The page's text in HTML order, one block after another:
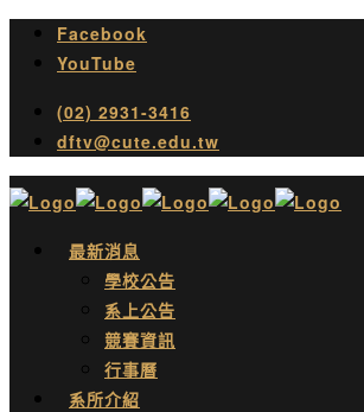
Facebook
YouTube
(02) 2931-3416
dftv@cute.edu.tw
最新消息
學校公告
系上公告
競賽資訊
行事曆
系所介紹